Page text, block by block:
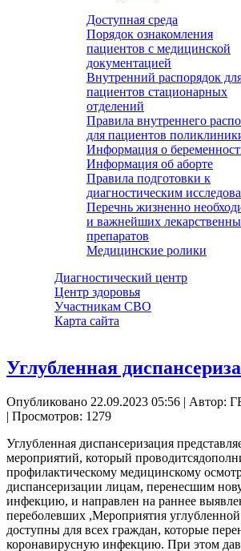
Доступная среда
Порядок ознакомления
пациентов с медицинской
документацией
Внутренний распорядок
пациентов стационарных
отделений
Правила внутреннего
для пациентов
Информация о
Информация об аборте
Правила подготовки к
диагностическим
Перечнь жизненно
и важнейших
препаратов
Медицинские ролики
Диагностический центр
Центр здоровья
Участникам СВО
Карта сайта
Углубленная
Опубликовано 22.09.2023 05:56 | Автор:
| Просмотров: 1279
Углубленная диспансеризация
мероприятий, который
профилактическому медицинскому
диспансеризации лицам, перенесшим
инфекцию, и направлен на раннее
переболевших ,Мероприятия
доступны для всех граждан, которые
коронавирусную инфекцию. При этом